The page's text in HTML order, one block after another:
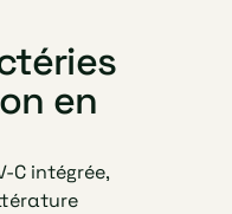
en
C intégrée,